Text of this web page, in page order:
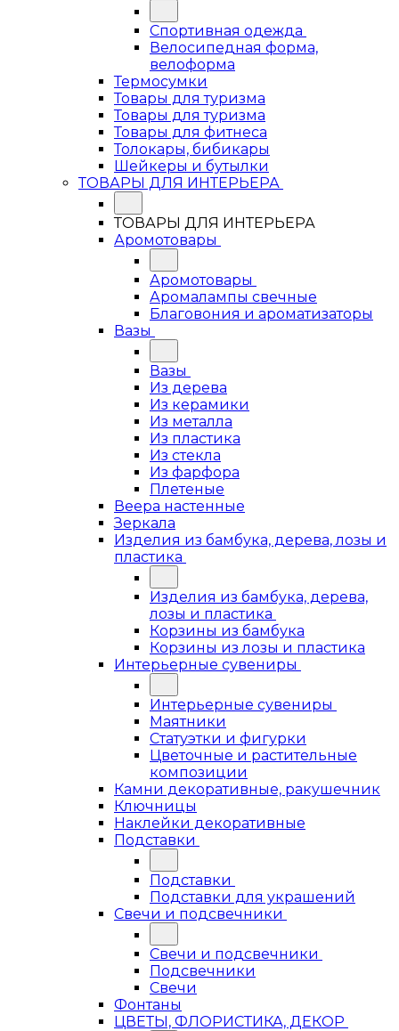
Спортивная одежда
Велосипедная форма,
велоформа
Термосумки
Товары для туризма
Товары для туризма
Товары для фитнеса
Толокары, бибикары
Шейкеры и бутылки
ТОВАРЫ ДЛЯ ИНТЕРЬЕРА
ТОВАРЫ ДЛЯ ИНТЕРЬЕРА
Аромотовары
Аромотовары
Аромалампы свечные
Благовония и ароматизаторы
Вазы
Вазы
Из дерева
Из керамики
Из металла
Из пластика
Из стекла
Из фарфора
Плетеные
Веера настенные
Зеркала
Изделия из бамбука, дерева, лозы и
пластика
Изделия из бамбука, дерева,
лозы и пластика
Корзины из бамбука
Корзины из лозы и пластика
Интерьерные сувениры
Интерьерные сувениры
Маятники
Статуэтки и фигурки
Цветочные и растительные
композиции
Камни декоративные, ракушечник
Ключницы
Наклейки декоративные
Подставки
Подставки
Подставки для украшений
Свечи и подсвечники
Свечи и подсвечники
Подсвечники
Свечи
Фонтаны
ЦВЕТЫ, ФЛОРИСТИКА, ДЕКОР